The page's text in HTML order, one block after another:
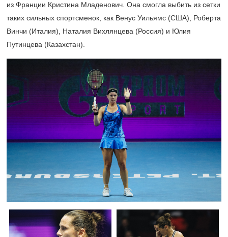
из Франции Кристина Младенович. Она смогла выбить из сетки
таких сильных спортсменок, как Венус Уильямс (США), Роберта
Винчи (Италия), Наталия Вихлянцева (Россия) и Юлия
Путинцева (Казахстан).